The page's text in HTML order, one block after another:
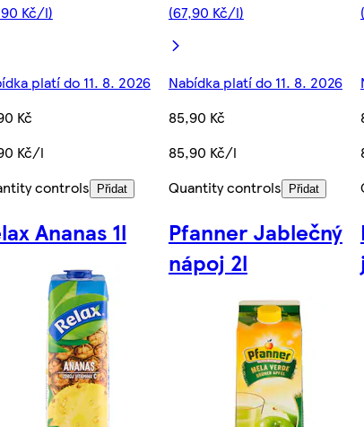
Kč/l)
platí do 11. 8. 2026
Kč
Kč/l
controls
Přidat
(67,90 Kč/l)
Nabídka platí do 11. 8. 2026
85,90 Kč
85,90 Kč/l
Quantity controls
Přidat
Ananas 1l
Pfanner Jablečný
nápoj 2l